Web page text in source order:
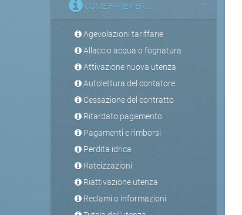
COME FARE PER...
Agevolazioni tariffarie
Allaccio acqua o fognatura
Attivazione nuova utenza
Autolettura del contatore
Cessazione del contratto
Ritardato pagamento
Pagamenti e rimborsi
Perdita idrica
Rateizzazioni
Riattivazione utenza
Reclami o informazioni